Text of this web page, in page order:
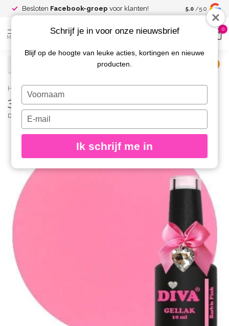
Besloten Facebook-groep voor klanten! Spaar voor
kortingen
5.0 /5.0
MENU
0
Home / 369 Gellak Neon Barbie Pink 10 ml.
369 Gellak Neon Barbie Pink 10 ml.
DIVA
Schrijf je in voor onze nieuwsbrief
Blijf op de hoogte van leuke acties, kortingen en nieuwe
producten.
Typ
je
naam
Typ
je
e-
in
Ik schrijf me in